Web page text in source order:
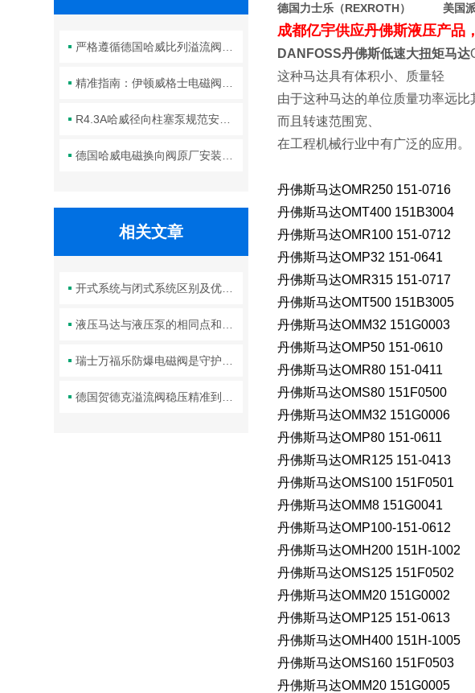
相关文章
德国力士乐（REXROTH） 美国
成都亿宇供应丹佛斯液压产品
DANFOSS丹佛斯低速大扭矩马达
这种马达具有体积小、质量轻
由于这种马达的单位质量功率远比
而且转速范围宽、
在工程机械行业中有广泛的应用。
丹佛斯马达OMR250 151-0716
丹佛斯马达OMT400 151B3004
丹佛斯马达OMR100 151-0712
丹佛斯马达OMP32 151-0641
丹佛斯马达OMR315 151-0717
丹佛斯马达OMT500 151B3005
丹佛斯马达OMM32 151G0003
丹佛斯马达OMP50 151-0610
丹佛斯马达OMR80 151-0411
丹佛斯马达OMS80 151F0500
丹佛斯马达OMM32 151G0006
丹佛斯马达OMP80 151-0611
丹佛斯马达OMR125 151-0413
丹佛斯马达OMS100 151F0501
丹佛斯马达OMM8 151G0041
丹佛斯马达OMP100-151-0612
丹佛斯马达OMH200 151H-1002
丹佛斯马达OMS125 151F0502
丹佛斯马达OMM20 151G0002
丹佛斯马达OMP125 151-0613
丹佛斯马达OMH400 151H-1005
丹佛斯马达OMS160 151F0503
丹佛斯马达OMM20 151G0005